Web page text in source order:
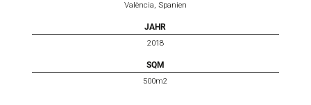
València, Spanien
JAHR
2018
SQM
500m2